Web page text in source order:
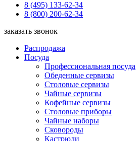
8 (495) 133-62-34
8 (800) 200-62-34
заказать звонок
Распродажа
Посуда
Профессиональная посуда
Обеденные сервизы
Столовые сервизы
Чайные сервизы
Кофейные сервизы
Столовые приборы
Чайные наборы
Сковороды
Кастрюли